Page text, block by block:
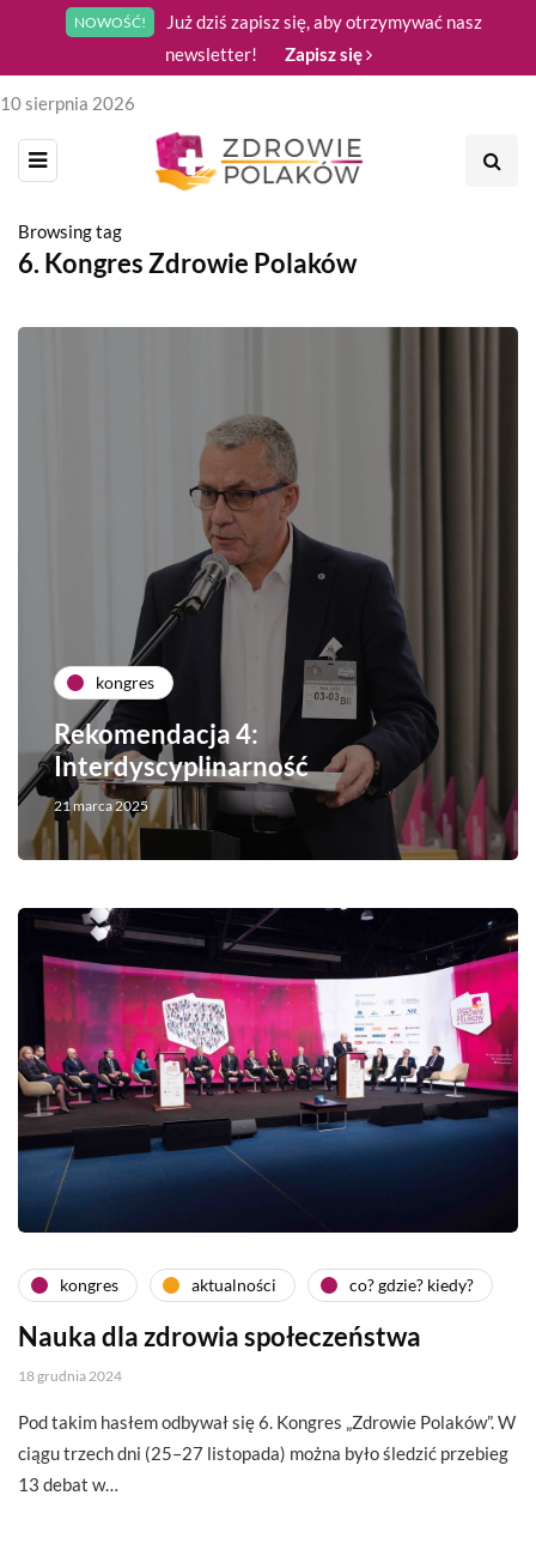
NOWOŚĆ!
Już dziś zapisz się, aby otrzymywać nasz
newsletter!
Zapisz się
10 sierpnia 2026
Browsing tag
6. Kongres Zdrowie Polaków
kongres
Rekomendacja 4:
Interdyscyplinarność
21 marca 2025
kongres aktualności co? gdzie? kiedy?
Nauka dla zdrowia społeczeństwa
18 grudnia 2024
Pod takim hasłem odbywał się 6. Kongres „Zdrowie Polaków”. W
ciągu trzech dni (25–27 listopada) można było śledzić przebieg
13 debat w…